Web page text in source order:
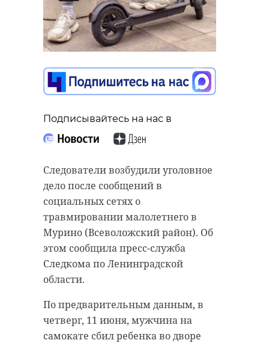
Подписывайтесь на нас в
Следователи возбудили уголовное
дело после сообщений в
социальных сетях о
травмировании малолетнего в
Мурино (Всеволожский район). Об
этом сообщила пресс-служба
Следкома по Ленинградской
области.
По предварительным данным, в
четверг, 11 июня, мужчина на
самокате сбил ребенка во дворе